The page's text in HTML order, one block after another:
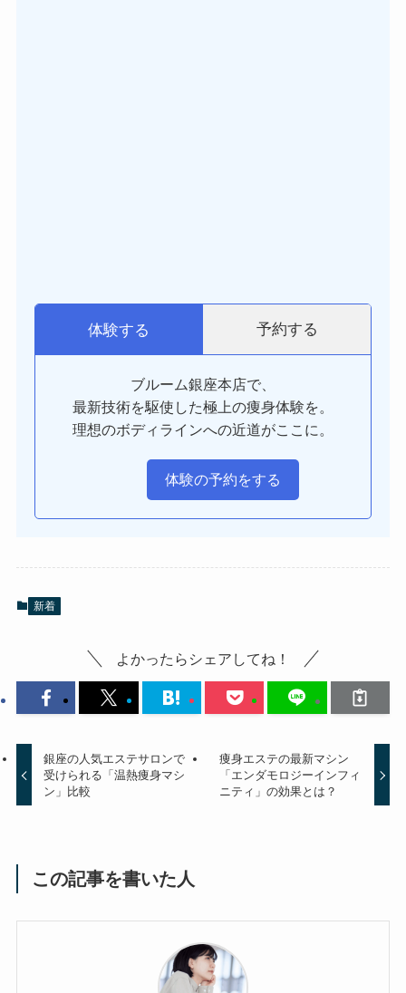
体験する 予約する
ブルーム銀座本店で、
最新技術を駆使した極上の痩身体験を。
理想のボディラインへの近道がここに。
体験の予約をする
新着
よかったらシェアしてね！
銀座の人気エステサロンで
受けられる「温熱痩身マシ
ン」比較
痩身エステの最新マシン
「エンダモロジーインフィ
ニティ」の効果とは？
この記事を書いた人